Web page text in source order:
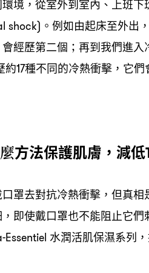
境 ， 從室外到室內、上班下
shock) 。例如由起床至外出 ，
會經歷第二個 ； 再到我們進入
約17種不同的冷熱衝擊 ， 它們
方法保護肌膚 ， 減低
罩去對抗冷熱衝擊 ， 但真相
， 即使戴口罩也不能阻止它
Essentiel 水潤活肌保濕系列 ，